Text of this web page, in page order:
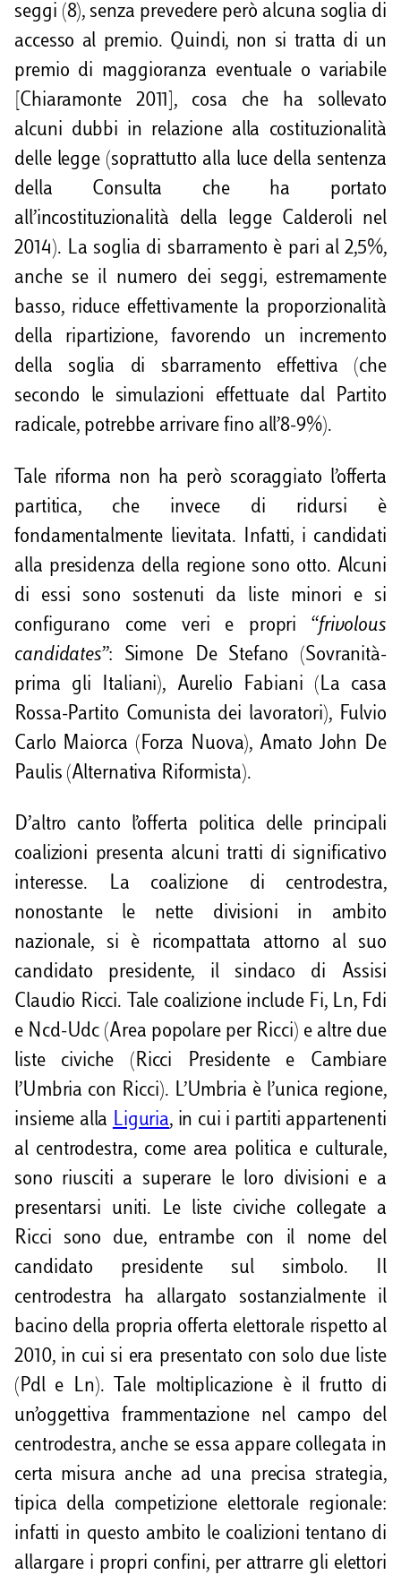
seggi (8), senza prevedere però alcuna soglia di
accesso al premio. Quindi, non si tratta di un
premio di maggioranza eventuale o variabile
[Chiaramonte 2011], cosa che ha sollevato
alcuni dubbi in relazione alla costituzionalità
delle legge (soprattutto alla luce della sentenza
della Consulta che ha portato
all’incostituzionalità della legge Calderoli nel
2014). La soglia di sbarramento è pari al 2,5%,
anche se il numero dei seggi, estremamente
basso, riduce effettivamente la proporzionalità
della ripartizione, favorendo un incremento
della soglia di sbarramento effettiva (che
secondo le simulazioni effettuate dal Partito
radicale, potrebbe arrivare fino all’8-9%).
Tale riforma non ha però scoraggiato l’offerta
partitica, che invece di ridursi è
fondamentalmente lievitata. Infatti, i candidati
alla presidenza della regione sono otto. Alcuni
di essi sono sostenuti da liste minori e si
configurano come veri e propri “frivolous
candidates”: Simone De Stefano (Sovranità-
prima gli Italiani), Aurelio Fabiani (La casa
Rossa-Partito Comunista dei lavoratori), Fulvio
Carlo Maiorca (Forza Nuova), Amato John De
Paulis (Alternativa Riformista).
D’altro canto l’offerta politica delle principali
coalizioni presenta alcuni tratti di significativo
interesse. La coalizione di centrodestra,
nonostante le nette divisioni in ambito
nazionale, si è ricompattata attorno al suo
candidato presidente, il sindaco di Assisi
Claudio Ricci. Tale coalizione include Fi, Ln, Fdi
e Ncd-Udc (Area popolare per Ricci) e altre due
liste civiche (Ricci Presidente e Cambiare
l’Umbria con Ricci). L’Umbria è l’unica regione,
insieme alla Liguria, in cui i partiti appartenenti
al centrodestra, come area politica e culturale,
sono riusciti a superare le loro divisioni e a
presentarsi uniti. Le liste civiche collegate a
Ricci sono due, entrambe con il nome del
candidato presidente sul simbolo. Il
centrodestra ha allargato sostanzialmente il
bacino della propria offerta elettorale rispetto al
2010, in cui si era presentato con solo due liste
(Pdl e Ln). Tale moltiplicazione è il frutto di
un’oggettiva frammentazione nel campo del
centrodestra, anche se essa appare collegata in
certa misura anche ad una precisa strategia,
tipica della competizione elettorale regionale:
infatti in questo ambito le coalizioni tentano di
allargare i propri confini, per attrarre gli elettori